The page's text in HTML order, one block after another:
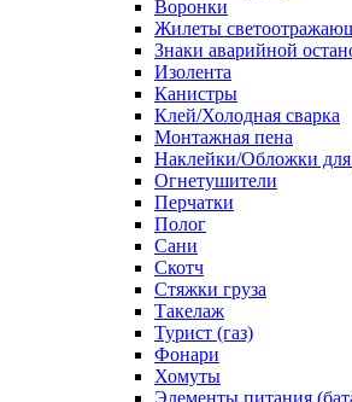
Воронки
Жилеты
Знаки аварийной
Изолента
Канистры
Клей/Холодная сварка
Монтажная пена
Наклейки/Обложки для
Огнетушители
Перчатки
Полог
Сани
Скотч
Стяжки груза
Такелаж
Турист (газ)
Фонари
Хомуты
Элементы питания